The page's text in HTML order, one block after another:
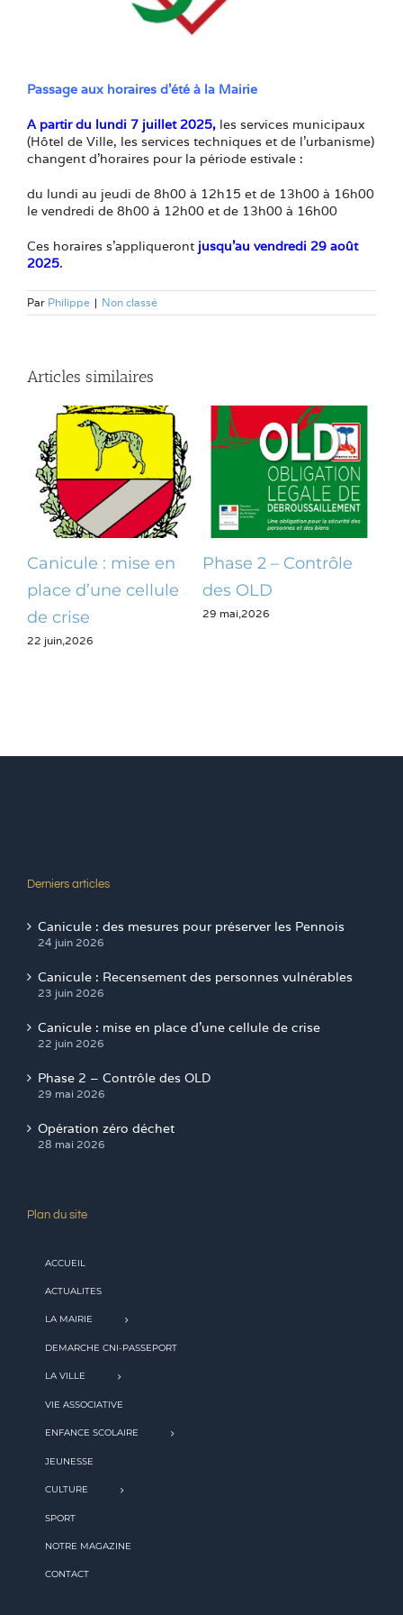
Passage aux horaires d’été à la Mairie
A partir du lundi 7 juillet 2025, les services municipaux
(Hôtel de Ville, les services techniques et de l’urbanisme)
changent d’horaires pour la période estivale :
du lundi au jeudi de 8h00 à 12h15 et de 13h00 à 16h00
le vendredi de 8h00 à 12h00 et de 13h00 à 16h00
Ces horaires s’appliqueront jusqu’au vendredi 29 août
2025.
Par Philippe | Non classé
Articles similaires
Canicule : mise en
place d’une cellule
de crise
22 juin,2026
Phase 2 – Contrôle
des OLD
29 mai,2026
Derniers articles
Canicule : des mesures pour préserver les Pennois
24 juin 2026
Canicule : Recensement des personnes vulnérables
23 juin 2026
Canicule : mise en place d’une cellule de crise
22 juin 2026
Phase 2 – Contrôle des OLD
29 mai 2026
Opération zéro déchet
28 mai 2026
Plan du site
ACCUEIL
ACTUALITES
LA MAIRIE
DEMARCHE CNI-PASSEPORT
LA VILLE
VIE ASSOCIATIVE
ENFANCE SCOLAIRE
JEUNESSE
CULTURE
SPORT
NOTRE MAGAZINE
CONTACT